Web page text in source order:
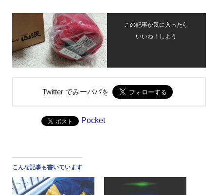
この記事が気に入ったら
いいね！しよう
Twitter でみーパパを
Pocket
こんな記事も書いています